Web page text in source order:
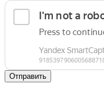
Отправить